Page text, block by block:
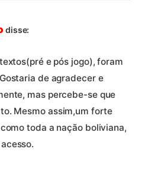
disse:
e pós jogo), foram
de agradecer e
mas percebe-se que
Mesmo assim,um forte
toda a nação boliviana,